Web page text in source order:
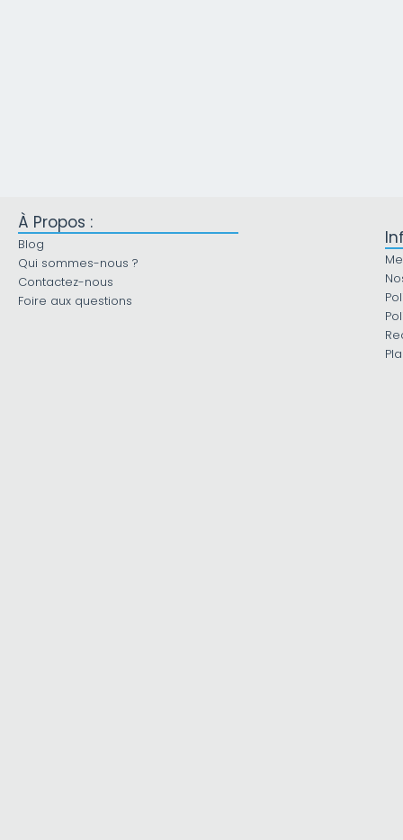
À Propos :
Blog
Qui sommes-nous ?
Contactez-nous
Foire aux questions